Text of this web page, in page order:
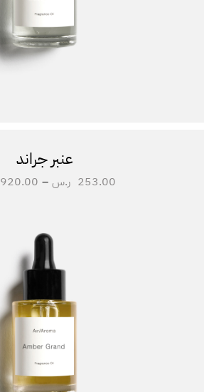
عنبر جراند
253.00 ر.س –
920.00